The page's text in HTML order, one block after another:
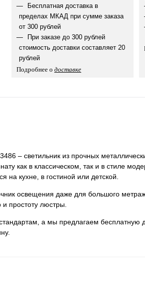
Бесплатная доставка в
пределах МКАД при сумме заказа
от 300 рублей
При заказе до 300 рублей
стоимость доставки составляет 20
рублей
Подробнее о доставке
– светильник из прочных
как в классическом, так и в стиле
на кухне, в гостиной или детской.
освещения даже для большого
простоту люстры.
а мы предлагаем бесплатную